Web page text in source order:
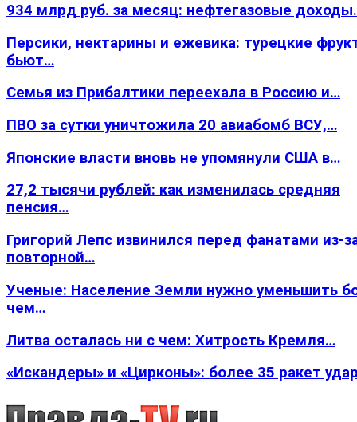
934 млрд руб. за месяц: нефтегазовые
Персики, нектарины и ежевика: турецкие
бьют…
Семья из Прибалтики переехала в Россию и…
ПВО за сутки уничтожила 20 авиабомб ВСУ,…
Японские власти вновь не упомянули США в…
27,2 тысячи рублей: как изменилась средняя
пенсия…
Григорий Лепс извинился перед фанатами из-
повторной…
Ученые: Население Земли нужно уменьшить
чем…
Литва осталась ни с чем: Хитрость Кремля…
«Искандеры» и «Цирконы»: более 35 ракет